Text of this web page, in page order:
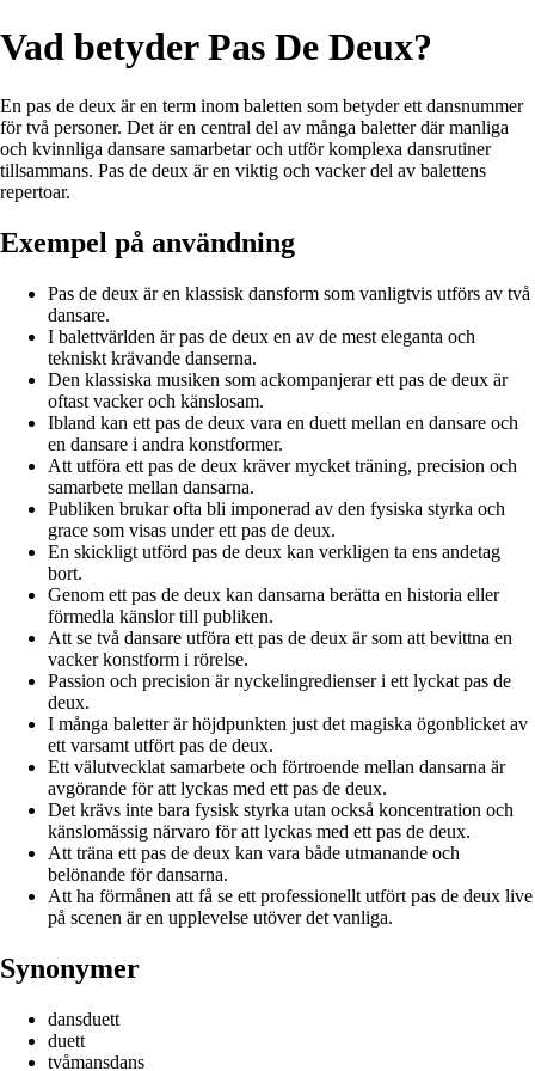
Vad betyder Pas De Deux?
En pas de deux är en term inom baletten som betyder ett dansnummer
för två personer. Det är en central del av många baletter där manliga
och kvinnliga dansare samarbetar och utför komplexa dansrutiner
tillsammans. Pas de deux är en viktig och vacker del av balettens
repertoar.
Exempel på användning
Pas de deux är en klassisk dansform som vanligtvis utförs av två
dansare.
I balettvärlden är pas de deux en av de mest eleganta och
tekniskt krävande danserna.
Den klassiska musiken som ackompanjerar ett pas de deux är
oftast vacker och känslosam.
Ibland kan ett pas de deux vara en duett mellan en dansare och
en dansare i andra konstformer.
Att utföra ett pas de deux kräver mycket träning, precision och
samarbete mellan dansarna.
Publiken brukar ofta bli imponerad av den fysiska styrka och
grace som visas under ett pas de deux.
En skickligt utförd pas de deux kan verkligen ta ens andetag
bort.
Genom ett pas de deux kan dansarna berätta en historia eller
förmedla känslor till publiken.
Att se två dansare utföra ett pas de deux är som att bevittna en
vacker konstform i rörelse.
Passion och precision är nyckelingredienser i ett lyckat pas de
deux.
I många baletter är höjdpunkten just det magiska ögonblicket av
ett varsamt utfört pas de deux.
Ett välutvecklat samarbete och förtroende mellan dansarna är
avgörande för att lyckas med ett pas de deux.
Det krävs inte bara fysisk styrka utan också koncentration och
känslomässig närvaro för att lyckas med ett pas de deux.
Att träna ett pas de deux kan vara både utmanande och
belönande för dansarna.
Att ha förmånen att få se ett professionellt utfört pas de deux live
på scenen är en upplevelse utöver det vanliga.
Synonymer
dansduett
duett
tvåmansdans